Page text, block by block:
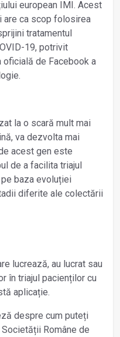
european IMI. Acest
are ca scop folosirea
tratamentul
19, potrivit
de Facebook a
la o scară mult mai
va dezvolta mai
acest gen este
de a facilita triajul
baza evoluției
diferite ale colectării
lucrează, au lucrat sau
în triajul pacienților cu
aplicație.
despre cum puteți
Române de